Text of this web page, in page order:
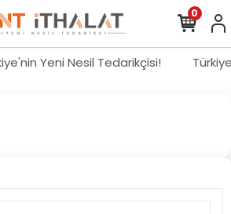
Yeni Nesil Tedarikçisi!
0